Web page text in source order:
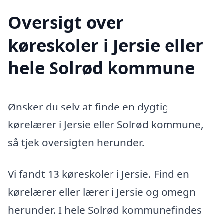
Oversigt over
køreskoler i Jersie eller
hele Solrød kommune
Ønsker du selv at finde en dygtig
kørelærer i Jersie eller Solrød kommune,
så tjek oversigten herunder.
Vi fandt 13 køreskoler i Jersie. Find en
kørelærer eller lærer i Jersie og omegn
herunder. I hele Solrød kommunefindes